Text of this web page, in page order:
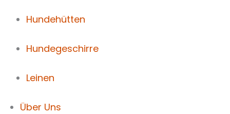
Hundehütten
Hundegeschirre
Leinen
Über Uns